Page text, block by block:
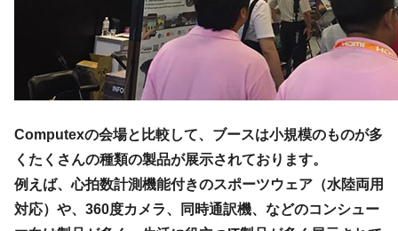
Computexの会場と比較して、ブースは小規模のものが多
くたくさんの種類の製品が展示されております。
例えば、心拍数計測機能付きのスポーツウェア（水陸両用
対応）や、360度カメラ、同時通訳機、などのコンシュー